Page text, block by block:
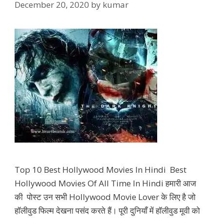
December 20, 2020 by kumar
Top 10 Best Hollywood Movies In Hindi Best
Hollywood Movies Of All Time In Hindi हमारी आज
की पोस्ट उन सभी Hollywood Movie Lover के लिए है जो
हॉलीवुड फिल्म देखना पसंद करते हैं। पूरी दुनियाँ में हॉलीवुड मूवी को